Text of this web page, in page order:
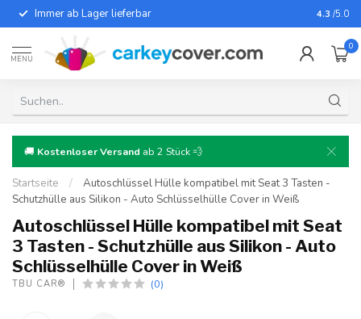
Immer ab Lager lieferbar Für fast
4.3 /5.0
MENU
0
🚚 Kostenloser Versand ab 2 Stück 💨
Startseite /
Autoschlüssel Hülle kompatibel mit Seat 3 Tasten -
Schutzhülle aus Silikon - Auto Schlüsselhülle Cover in Weiß
Autoschlüssel Hülle kompatibel mit Seat
3 Tasten - Schutzhülle aus Silikon - Auto
Schlüsselhülle Cover in Weiß
TBU CAR® (0)